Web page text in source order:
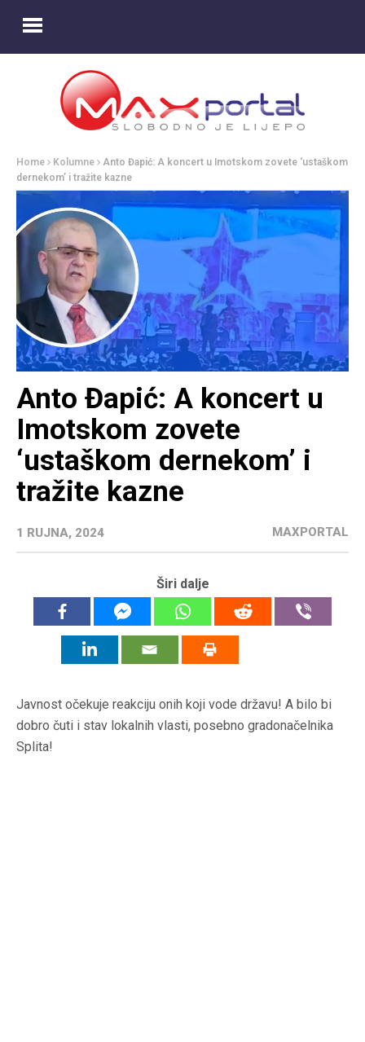
Home Kolumne
Anto Đapić: A koncert u Imotskom zovete ‘ustaškom
dernekom’ i tražite kazne
Anto Đapić: A koncert u
Imotskom zovete
‘ustaškom dernekom’ i
tražite kazne
1 RUJNA, 2024 MAXPORTAL
Širi dalje
Javnost očekuje reakciju onih koji vode državu! A bilo bi
dobro čuti i stav lokalnih vlasti, posebno gradonačelnika
Splita!